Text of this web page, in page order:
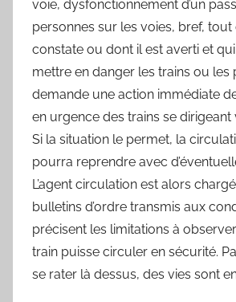
voie, dysfonctionnement d’un
personnes sur les voies, bref, tout
constate ou dont il est averti et
mettre en danger les trains ou les
demande une action immédiate
en urgence des trains se dirigeant
Si la situation le permet, la
pourra reprendre avec
L’agent circulation est alors
bulletins d’ordre transmis aux
précisent les limitations à
train puisse circuler en sécurité.
se rater là dessus, des vies sont